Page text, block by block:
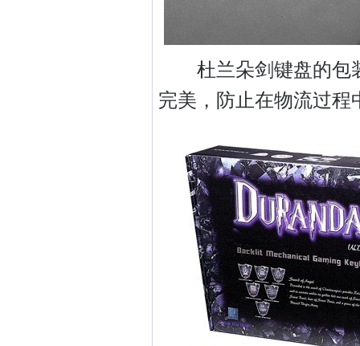
杜兰朵剑键盘的包装
完美，防止在物流过程